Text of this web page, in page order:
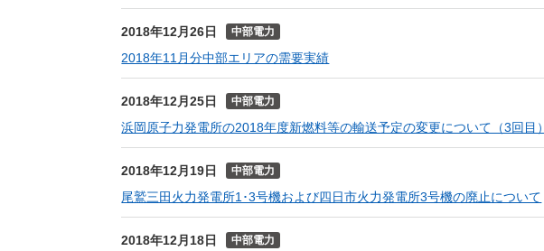
2018年12月26日 中部電力
2018年11月分中部エリアの需要実績
2018年12月25日 中部電力
浜岡原子力発電所の2018年度新燃料等の輸送予定の変更について（3回目）
2018年12月19日 中部電力
尾鷲三田火力発電所1･3号機および四日市火力発電所3号機の廃止について
2018年12月18日 中部電力